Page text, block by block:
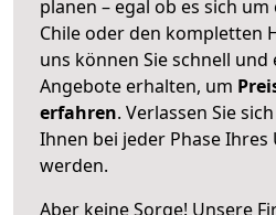
planen – egal ob es sich
Chile oder den kompletten
uns können Sie schnell
Angebote erhalten, um
erfahren. Verlassen Sie
Ihnen bei jeder Phase Ihres
werden.
Aber keine Sorge! Unsere